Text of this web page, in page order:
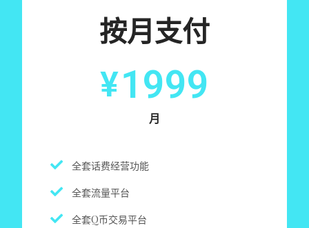
按月支付
¥1999
月
全套话费经营功能
全套流量平台
全套Q币交易平台